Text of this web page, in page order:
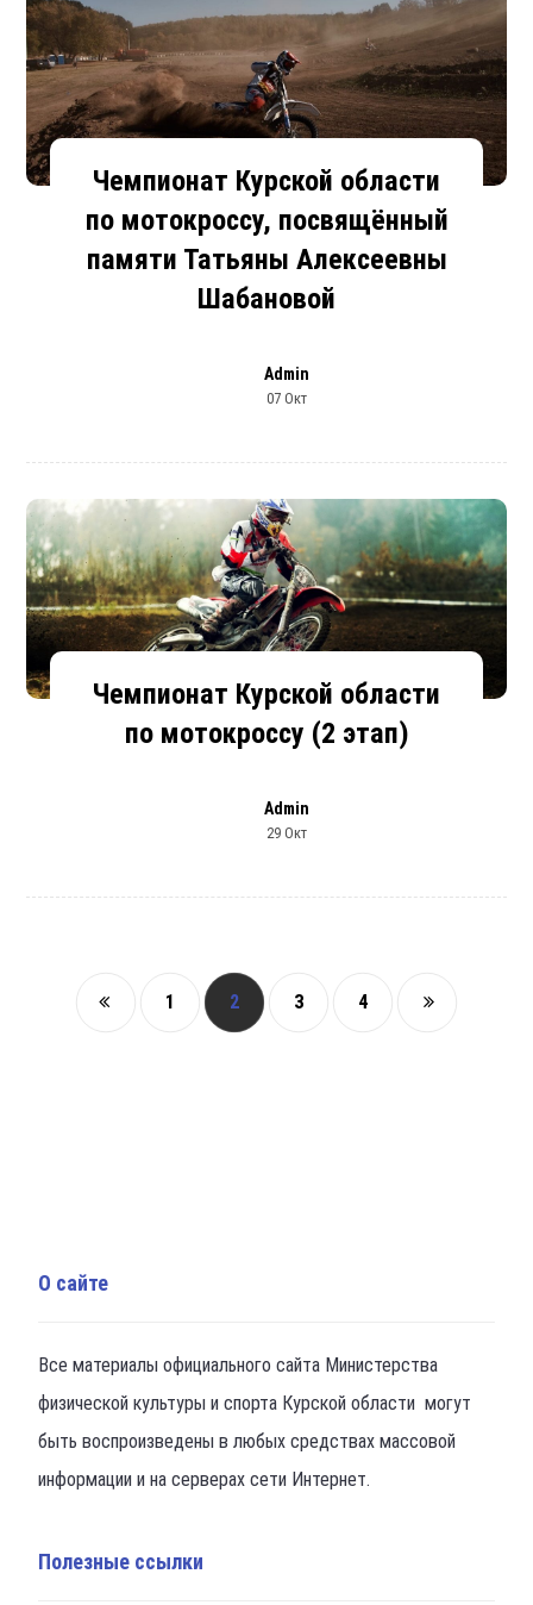
Чемпионат Курской области
по мотокроссу, посвящённый
памяти Татьяны Алексеевны
Шабановой
Admin
07 Окт
Чемпионат Курской области
по мотокроссу (2 этап)
Admin
29 Окт
1 2 3 4
О сайте
Все материалы официального сайта Министерства
физической культуры и спорта Курской области могут
быть воспроизведены в любых средствах массовой
информации и на серверах сети Интернет.
Полезные ссылки